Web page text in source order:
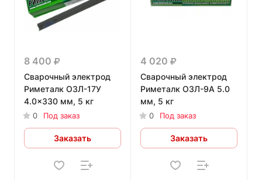
8 400
Сварочный электрод
Риметалк ОЗЛ-17У
4.0x330 мм, 5 кг
0 Под заказ
Заказать
4 020
Сварочный электрод
Риметалк ОЗЛ-9А 5.0
мм, 5 кг
0 Под заказ
Заказать